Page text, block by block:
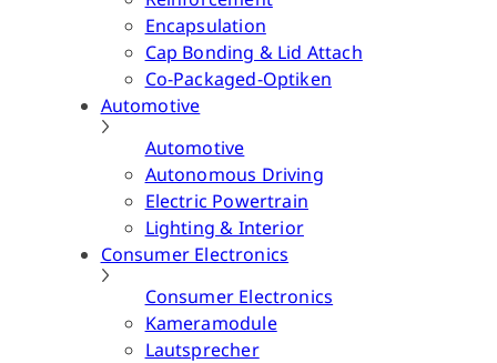
Encapsulation
Cap Bonding & Lid Attach
Co-Packaged-Optiken
Automotive
Automotive
Autonomous Driving
Electric Powertrain
Lighting & Interior
Consumer Electronics
Consumer Electronics
Kameramodule
Lautsprecher